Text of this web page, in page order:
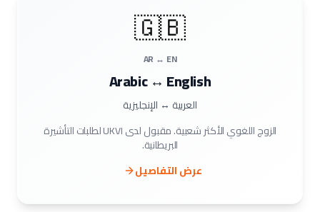
🇬🇧
AR ↔ EN
Arabic ↔ English
العربية ↔ الإنجليزية
الزوج اللغوي الأكثر شعبية. مقبول لدى UKVI لطلبات التأشيرة
البريطانية.
عرض التفاصيل